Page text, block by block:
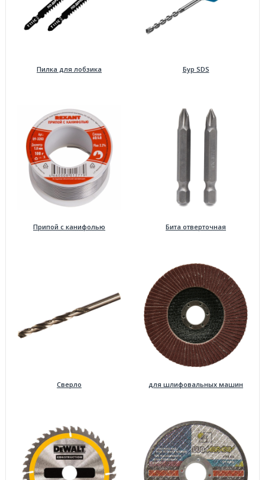
Пилка для лобзика Бур SDS
Припой с канифолью Бита отверточная
Сверло для шлифовальных машин